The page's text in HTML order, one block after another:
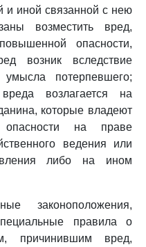
и иной связанной с нею
возместить вред,
опасности,
возник вследствие
потерпевшего;
возлагается на
которые владеют
опасности на праве
ведения или
либо на ином
законоположения,
правила о
причинившим вред,